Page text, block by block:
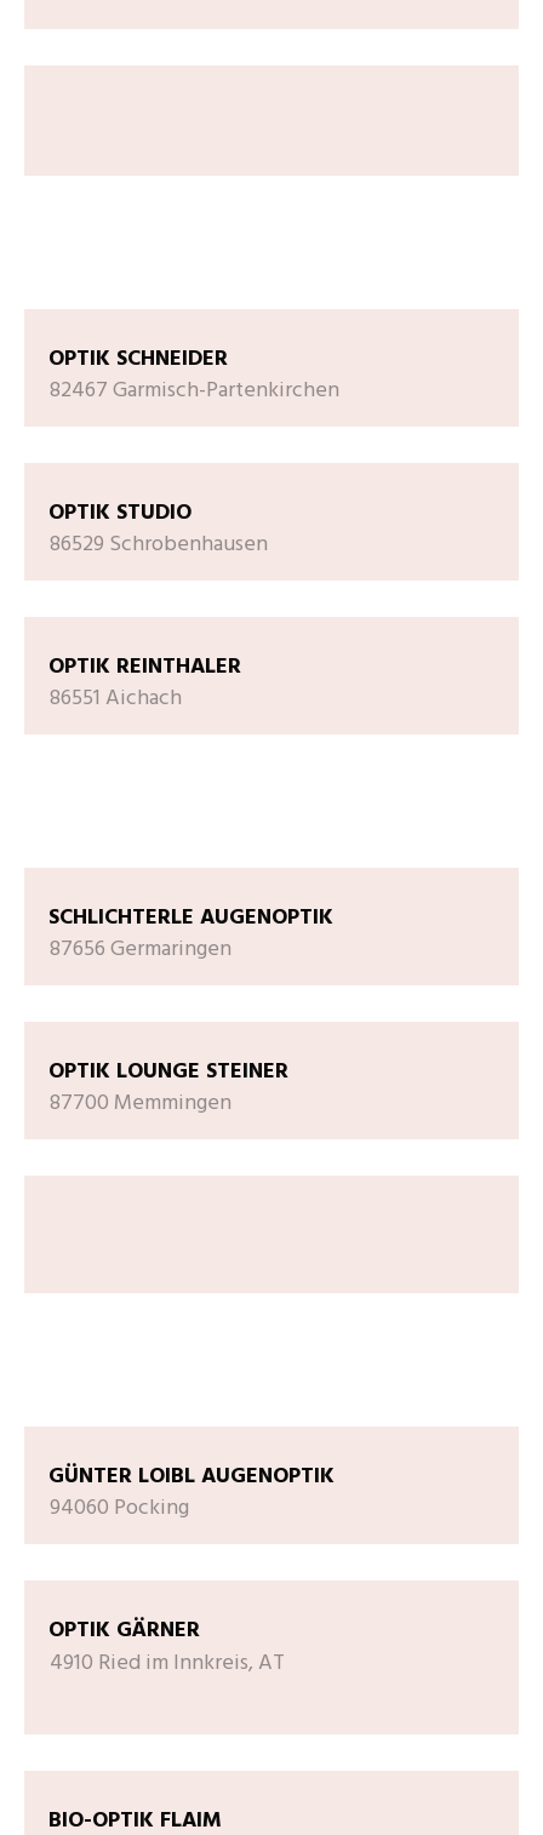
OPTIK SCHNEIDER
82467 Garmisch-Partenkirchen
OPTIK STUDIO
86529 Schrobenhausen
OPTIK REINTHALER
86551 Aichach
SCHLICHTERLE AUGENOPTIK
87656 Germaringen
OPTIK LOUNGE STEINER
87700 Memmingen
GÜNTER LOIBL AUGENOPTIK
94060 Pocking
OPTIK GÄRNER
4910 Ried im Innkreis, AT
BIO-OPTIK FLAIM